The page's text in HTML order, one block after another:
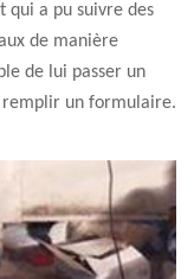
qui a pu suivre des
de manière
de lui passer un
remplir un formulaire.